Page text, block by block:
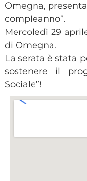
Omegna,
compleanno”.
Mercoledì 29
di Omegna.
La serata è stata
sostenere il
Sociale”!